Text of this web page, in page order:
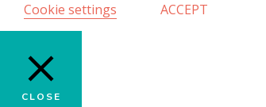
Cookie settings
ACCEPT
CLOSE